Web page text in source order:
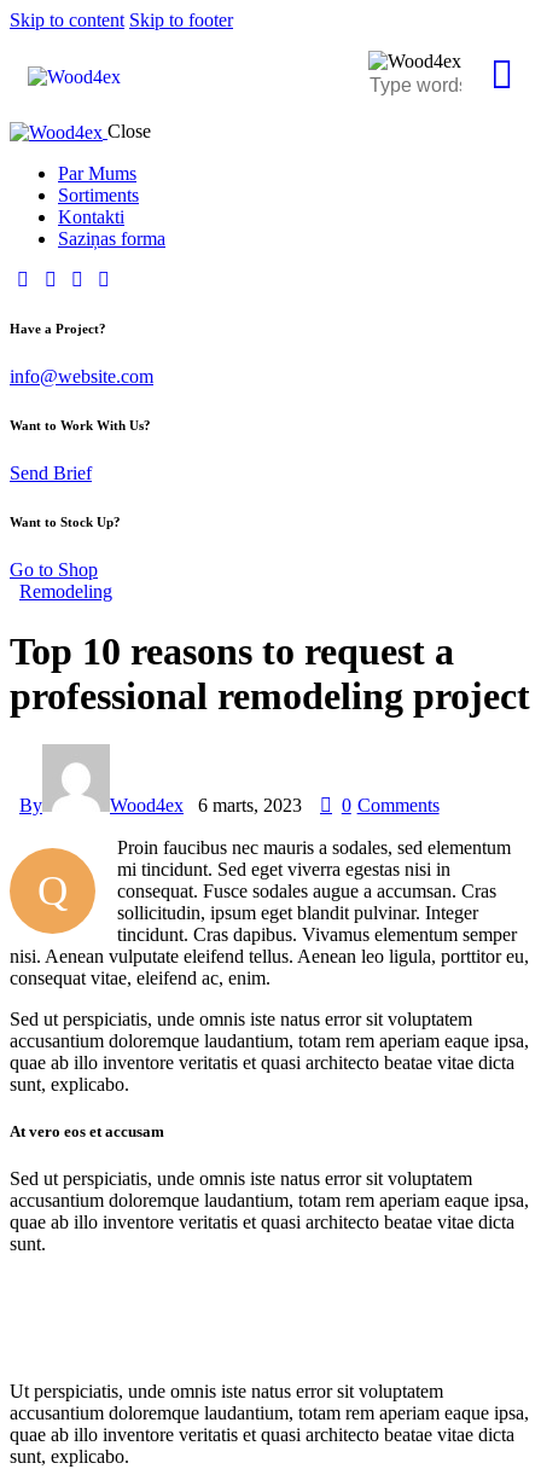
Skip to content Skip to footer
Close
Par Mums
Sortiments
Kontakti
Saziņas forma
Have a Project?
info@website.com
Want to Work With Us?
Send Brief
Want to Stock Up?
Go to Shop
Remodeling
Top 10 reasons to request a
professional remodeling project
By Wood4ex 6 marts, 2023 0 Comments
Q
Proin faucibus nec mauris a sodales, sed elementum
mi tincidunt. Sed eget viverra egestas nisi in
consequat. Fusce sodales augue a accumsan. Cras
sollicitudin, ipsum eget blandit pulvinar. Integer
tincidunt. Cras dapibus. Vivamus elementum semper
nisi. Aenean vulputate eleifend tellus. Aenean leo ligula, porttitor eu,
consequat vitae, eleifend ac, enim.
Sed ut perspiciatis, unde omnis iste natus error sit voluptatem
accusantium doloremque laudantium, totam rem aperiam eaque ipsa,
quae ab illo inventore veritatis et quasi architecto beatae vitae dicta
sunt, explicabo.
At vero eos et accusam
Sed ut perspiciatis, unde omnis iste natus error sit voluptatem
accusantium doloremque laudantium, totam rem aperiam eaque ipsa,
quae ab illo inventore veritatis et quasi architecto beatae vitae dicta
sunt.
Ut perspiciatis, unde omnis iste natus error sit voluptatem
accusantium doloremque laudantium, totam rem aperiam eaque ipsa,
quae ab illo inventore veritatis et quasi architecto beatae vitae dicta
sunt, explicabo.